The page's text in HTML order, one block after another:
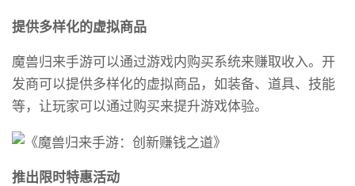
提供多样化的虚拟商品
魔兽归来手游可以通过游戏内购买系统来赚取收入。开
发商可以提供多样化的虚拟商品，如装备、道具、技能
等，让玩家可以通过购买来提升游戏体验。
推出限时特惠活动